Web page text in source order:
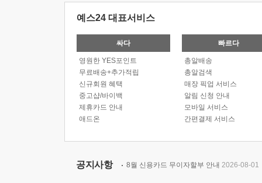
예스24 대표서비스
싸다
영원한 YES포인트
무료배송+추가적립
신규회원 혜택
중고샵/바이백
제휴카드 안내
애드온
빠르다
총알배송
총알검색
매장 픽업 서비스
알림 신청 안내
모바일 서비스
간편결제 서비스
공지사항 8월 신용카드 무이자할부 안내 2026-08-01